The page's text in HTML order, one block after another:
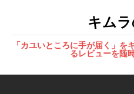
キム
「カユいところに手が届く」
るレビューを随